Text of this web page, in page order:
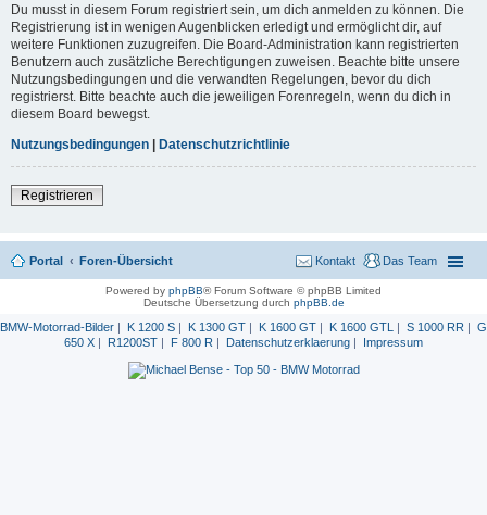
Du musst in diesem Forum registriert sein, um dich anmelden zu können. Die
Registrierung ist in wenigen Augenblicken erledigt und ermöglicht dir, auf
weitere Funktionen zuzugreifen. Die Board-Administration kann registrierten
Benutzern auch zusätzliche Berechtigungen zuweisen. Beachte bitte unsere
Nutzungsbedingungen und die verwandten Regelungen, bevor du dich
registrierst. Bitte beachte auch die jeweiligen Forenregeln, wenn du dich in
diesem Board bewegst.
Nutzungsbedingungen | Datenschutzrichtlinie
Registrieren
Portal Foren-Übersicht Das Team
Kontakt
Powered by phpBB® Forum Software © phpBB Limited
Deutsche Übersetzung durch phpBB.de
BMW-Motorrad-Bilder | K 1200 S | K 1300 GT | K 1600 GT | K 1600 GTL | S 1000 RR | G
650 X | R1200ST | F 800 R | Datenschutzerklaerung | Impressum